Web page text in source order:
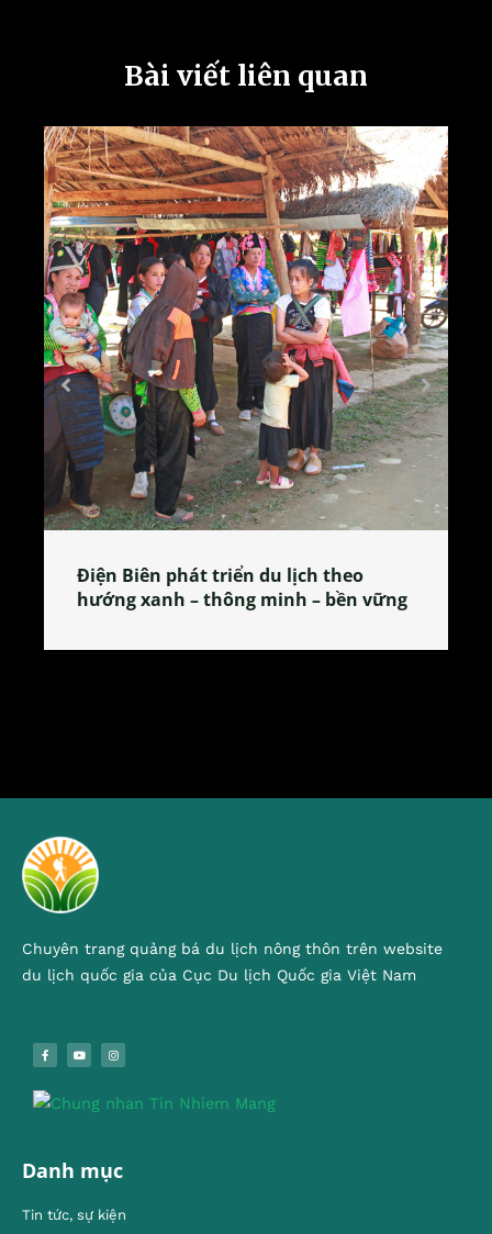
Bài viết liên quan
Làng làm bánh tẻ Phú Nhi – nơi lan
tỏa đặc sản xứ Đoài
Chuyên trang quảng bá du lịch nông thôn trên website
du lịch quốc gia của Cục Du lịch Quốc gia Việt Nam
Danh mục
Tin tức, sự kiện